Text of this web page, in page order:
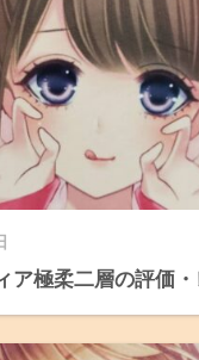
ア極柔二層の評価